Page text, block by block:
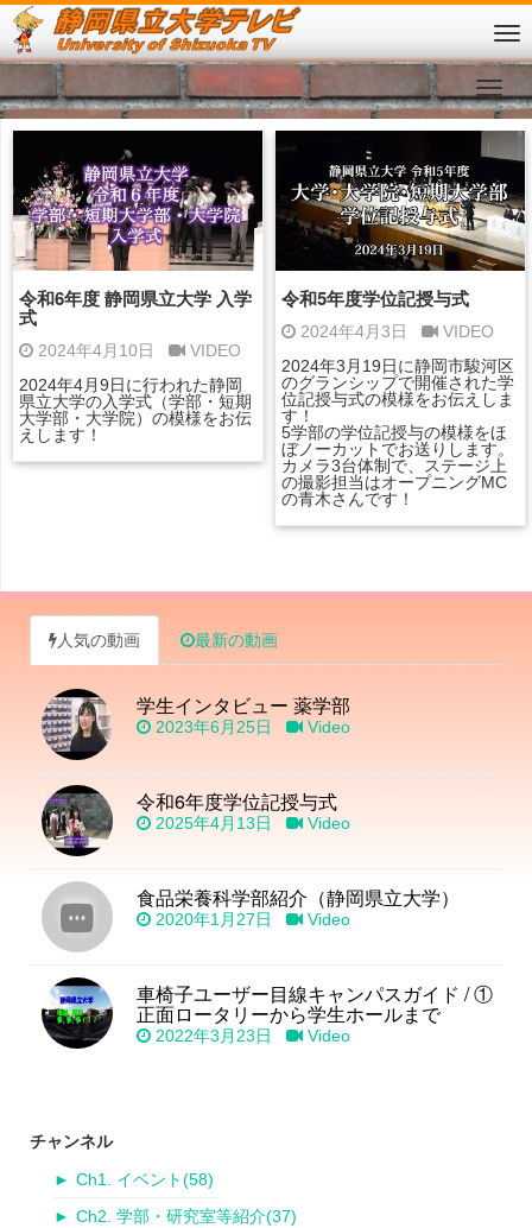
令和6年度 静岡県立大学 入学
式
2024年4月10日
VIDEO
2024年4月9日に行われた静岡
県立大学の入学式（学部・短期
大学部・大学院）の模様をお伝
えします！
令和5年度学位記授与式
2024年4月3日
VIDEO
2024年3月19日に静岡市駿河区
のグランシップで開催された学
位記授与式の模様をお伝えしま
す！
5学部の学位記授与の模様をほ
ぼノーカットでお送りします。
カメラ3台体制で、ステージ上
の撮影担当はオープニングMC
の青木さんです！
人気の動画 最新の動画
学生インタビュー 薬学部
2023年6月25日 Video
令和6年度学位記授与式
2025年4月13日 Video
食品栄養科学部紹介（静岡県立大学）
2020年1月27日 Video
車椅子ユーザー目線キャンパスガイド / ①
正面ロータリーから学生ホールまで
2022年3月23日 Video
チャンネル
► Ch1. イベント(58)
► Ch2. 学部・研究室等紹介(37)